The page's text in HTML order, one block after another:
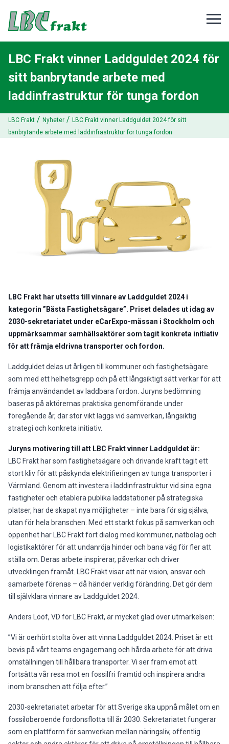
LBC Frakt vinner Laddguldet 2024 för
sitt banbrytande arbete med
laddinfrastruktur för tunga fordon
LBC Frakt / Nyheter / LBC Frakt vinner Laddguldet 2024 för sitt
banbrytande arbete med laddinfrastruktur för tunga fordon
LBC Frakt har utsetts till vinnare av Laddguldet 2024 i
kategorin ”Bästa Fastighetsägare”. Priset delades ut idag av
2030-sekretariatet under eCarExpo-mässan i Stockholm och
uppmärksammar samhällsaktörer som tagit konkreta initiativ
för att främja eldrivna transporter och fordon.
Laddguldet delas ut årligen till kommuner och fastighetsägare
som med ett helhetsgrepp och på ett långsiktigt sätt verkar för att
främja användandet av laddbara fordon. Juryns bedömning
baseras på aktörernas praktiska genomförande under
föregående år, där stor vikt läggs vid samverkan, långsiktig
strategi och konkreta initiativ. ​
Juryns motivering till att LBC Frakt vinner Laddguldet är:
LBC Frakt har som fastighetsägare och drivande kraft tagit ett
stort kliv för att påskynda elektrifieringen av tunga transporter i
Värmland. Genom att investera i laddinfrastruktur vid sina egna
fastigheter och etablera publika laddstationer på strategiska
platser, har de skapat nya möjligheter – inte bara för sig själva,
utan för hela branschen. Med ett starkt fokus på samverkan och
öppenhet har LBC Frakt fört dialog med kommuner, nätbolag och
logistikaktörer för att undanröja hinder och bana väg för fler att
ställa om. Deras arbete inspirerar, påverkar och driver
utvecklingen framåt. LBC Frakt visar att när vision, ansvar och
samarbete förenas – då händer verklig förändring. Det gör dem
till självklara vinnare av Laddguldet 2024.
Anders Lööf, VD för LBC Frakt, är mycket glad över utmärkelsen:​
”Vi är oerhört stolta över att vinna Laddguldet 2024. Priset är ett
bevis på vårt teams engagemang och hårda arbete för att driva
omställningen till hållbara transporter. Vi ser fram emot att
fortsätta vår resa mot en fossilfri framtid och inspirera andra
inom branschen att följa efter.”
2030-sekretariatet arbetar för att Sverige ska uppnå målet om en
fossiloberoende fordonsflotta till år 2030. Sekretariatet fungerar
som en plattform för samverkan mellan näringsliv, offentlig